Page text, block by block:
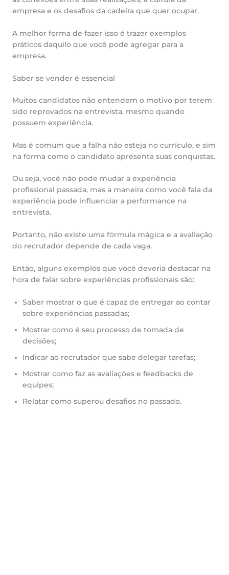
empresa e os desafios da cadeira que quer ocupar.
A melhor forma de fazer isso é trazer exemplos
práticos daquilo que você pode agregar para a
empresa.
Saber se vender é essencial
Muitos candidatos não entendem o motivo por terem
sido reprovados na entrevista, mesmo quando
possuem experiência.
Mas é comum que a falha não esteja no currículo, e sim
na forma como o candidato apresenta suas conquistas.
Ou seja, você não pode mudar a experiência
profissional passada, mas a maneira como você fala da
experiência pode influenciar a performance na
entrevista.
Portanto, não existe uma fórmula mágica e a avaliação
do recrutador depende de cada vaga.
Então, alguns exemplos que você deveria destacar na
hora de falar sobre experiências profissionais são:
Saber mostrar o que é capaz de entregar ao contar
sobre experiências passadas;
Mostrar como é seu processo de tomada de
decisões;
Indicar ao recrutador que sabe delegar tarefas;
Mostrar como faz as avaliações e feedbacks de
equipes;
Relatar como superou desafios no passado.